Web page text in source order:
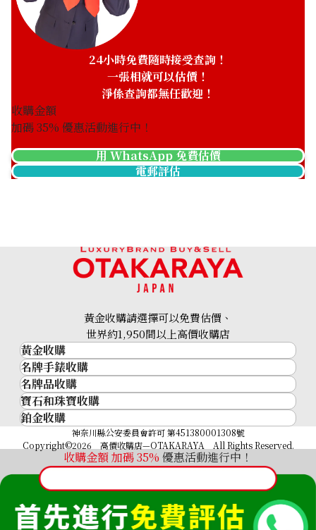
參考回收價
收購日期: 2026年4月 收購日期: 2026年3月
參考回收價
5711/1R-001
參考回收價
ASK
Patek Philippe Nautilus
Flyback Travel Time
5990/1A-011
參考回收價
Patek Philippe Nautilus
24小時免費隨時接受查詢！
一張相就可以估價！
淨係查詢都無任歡迎！
收購金額
加碼35% 優惠活動進行中！
用 WhatsApp 免費估價
電郵評估
收購金額 加碼35% 優惠活動進行中！
黃金收購請選擇可以免費估價、
世界約1,950間以上高價收購店
黃金收購
黃金･金條
金條
金幣及銀幣
過去十年黃金價格
金飾
金頸鍊
名牌手錶收購
名牌手錶收購
勞力士 (Rolex)
Patek Philippe
Audemars Piguet
Vacheron Constantin
A. Lange & Söhne
Breguet
名牌品收購
名牌品收購
HERMES
LOUIS VUITTON
CHANEL
卡地亞（Cartier）
CELINE
FENDI
寶石和珠寶收購
寶石和珠寶
祖母綠
藍寶石
紅寶石
鉑金收購
神奈川縣公安委員會許可 第451380001308號
Copyright©2026 高價收購店—OTAKARAYA All Rights Reserved.